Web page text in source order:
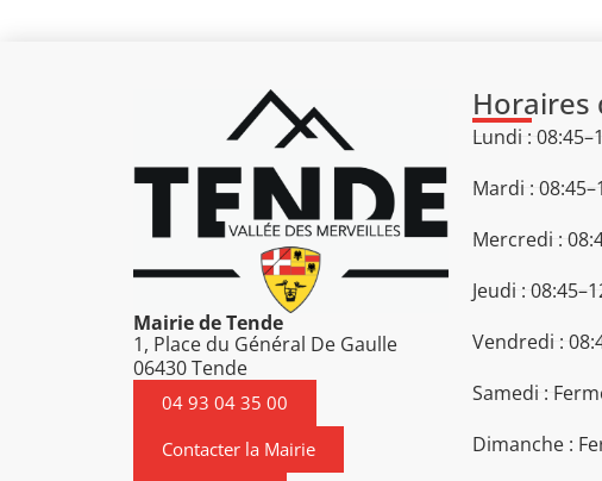
Mairie de Tende
1, Place du Général De Gaulle
06430 Tende
04 93 04 35 00
Contacter la Mairie
Lundi :
Mardi :
Mercredi :
Jeudi :
Vendredi :
Samedi :
Dimanche :